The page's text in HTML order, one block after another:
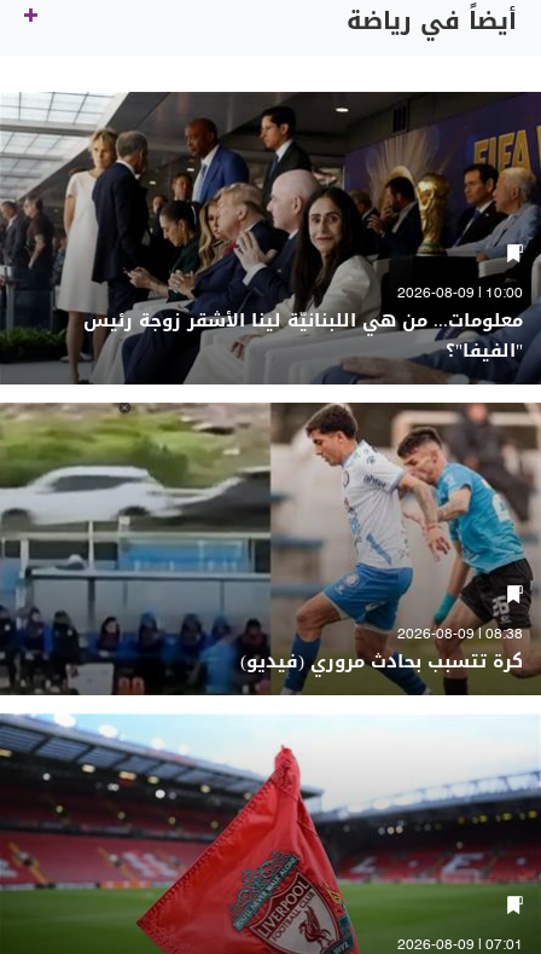
أيضاً في رياضة
10:00 | 2026-08-09
معلومات... من هي اللبنانيّة لينا الأشقر زوجة رئيس
"الفيفا"؟
08:38 | 2026-08-09
كرة تتسبب بحادث مروري (فيديو)
07:01 | 2026-08-09